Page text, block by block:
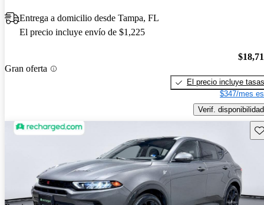
Entrega a domicilio desde Tampa, FL
El precio incluye envío de $1,225
Gran oferta
El precio incluye tasas
$347/mes
Verif. disponibilidad